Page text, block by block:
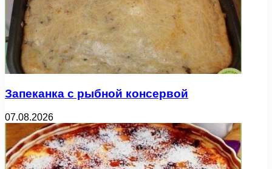
Запеканка с рыбной консервой
07.08.2026